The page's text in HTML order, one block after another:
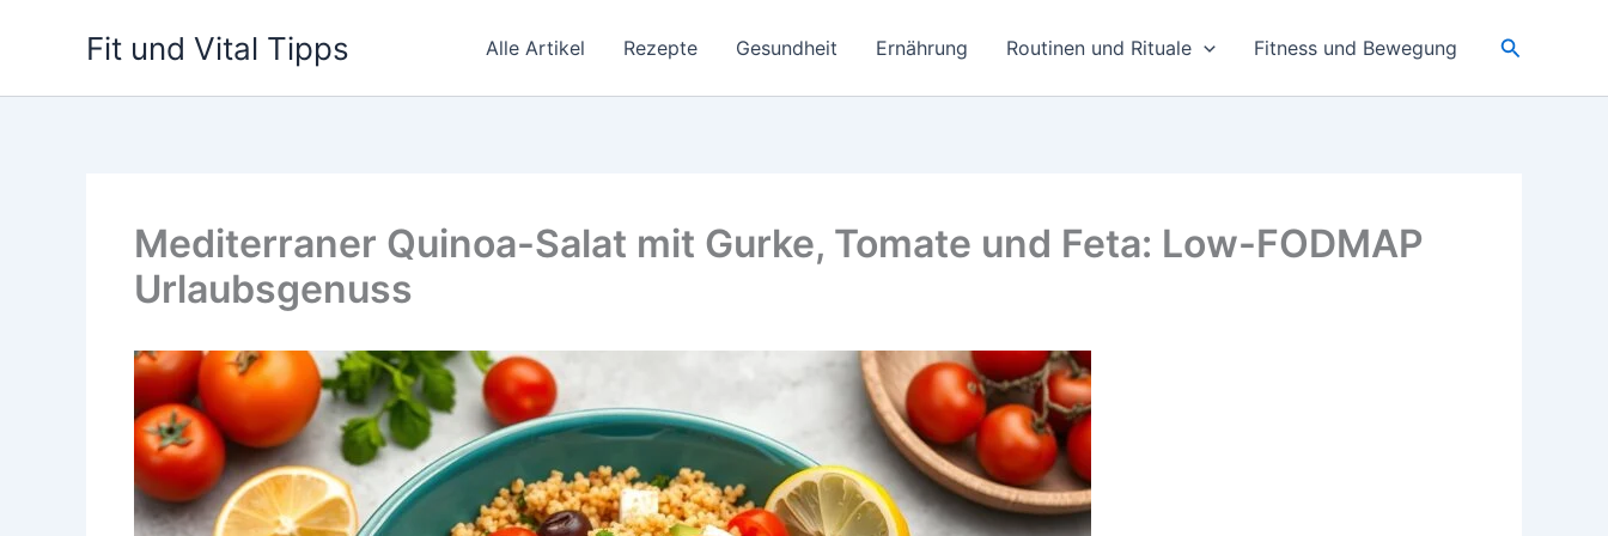
Fit und Vital Tipps Alle Artikel Rezepte Gesundheit Ernährung Routinen und Rituale Fitness und Bewegung Suchen
Mediterraner Quinoa-Salat mit Gurke, Tomate und Feta: Low-FODMAP
Urlaubsgenuss